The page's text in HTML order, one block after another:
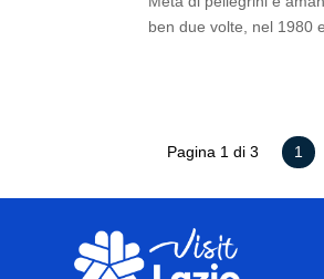
ben due volte, nel 1980
Pagina 1 di 3 1